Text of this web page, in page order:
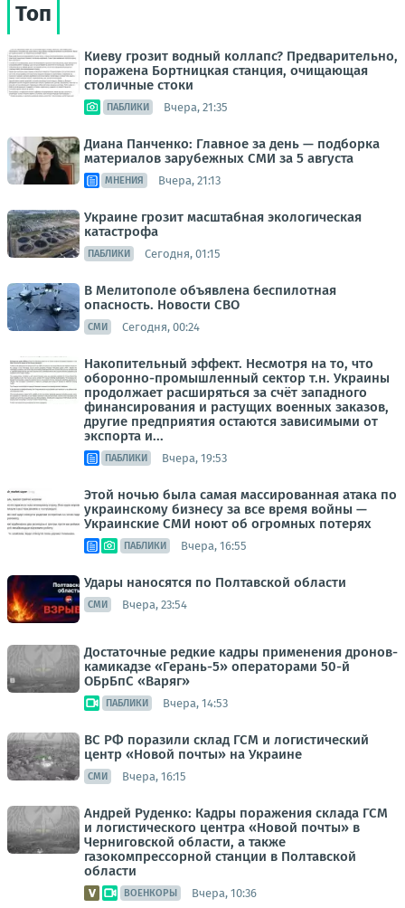
Топ
Киеву грозит водный коллапс? Предварительно,
поражена Бортницкая станция, очищающая
столичные стоки
ПАБЛИКИ Вчера, 21:35
Диана Панченко: Главное за день — подборка
материалов зарубежных СМИ за 5 августа
МНЕНИЯ Вчера, 21:13
Украине грозит масштабная экологическая
катастрофа
ПАБЛИКИ Сегодня, 01:15
В Мелитополе объявлена беспилотная
опасность. Новости СВО
СМИ Сегодня, 00:24
Накопительный эффект. Несмотря на то, что
оборонно-промышленный сектор т.н. Украины
продолжает расширяться за счёт западного
финансирования и растущих военных заказов,
другие предприятия остаются зависимыми от
экспорта и...
ПАБЛИКИ Вчера, 19:53
Этой ночью была самая массированная атака по
украинскому бизнесу за все время войны —
Украинские СМИ ноют об огромных потерях
ПАБЛИКИ Вчера, 16:55
Удары наносятся по Полтавской области
СМИ Вчера, 23:54
Достаточные редкие кадры применения дронов-
камикадзе «Герань-5» операторами 50-й
ОБрБпС «Варяг»
ПАБЛИКИ Вчера, 14:53
ВС РФ поразили склад ГСМ и логистический
центр «Новой почты» на Украине
СМИ Вчера, 16:15
Андрей Руденко: Кадры поражения склада ГСМ
и логистического центра «Новой почты» в
Черниговской области, а также
газокомпрессорной станции в Полтавской
области
ВОЕНКОРЫ Вчера, 10:36